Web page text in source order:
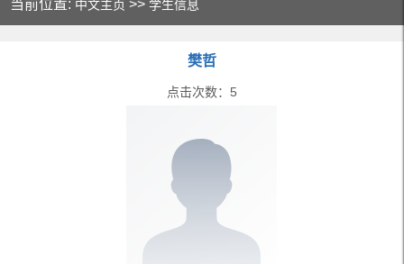
当前位置: 中文主页 >>学生信息
樊哲
点击次数： 5